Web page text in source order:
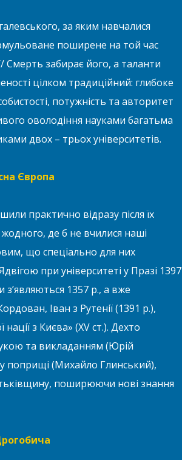
за яким навчалися
поширене на той час
Смерть забирає його, а таланти
цілком традиційний: глибоке
потужність та авторитет
оволодіння науками багатьма
двох – трьох університетів.
Європа
практично відразу після їх
де б не вчилися наші
що спеціально для них
при університеті у Празі 1397
з’являються 1357 р., а вже
Іван з Рутенії (1391 р.),
з Києва» (XV ст.). Дехто
та викладанням (Юрій
поприщі (Михайло Глинський),
поширюючи нові знання